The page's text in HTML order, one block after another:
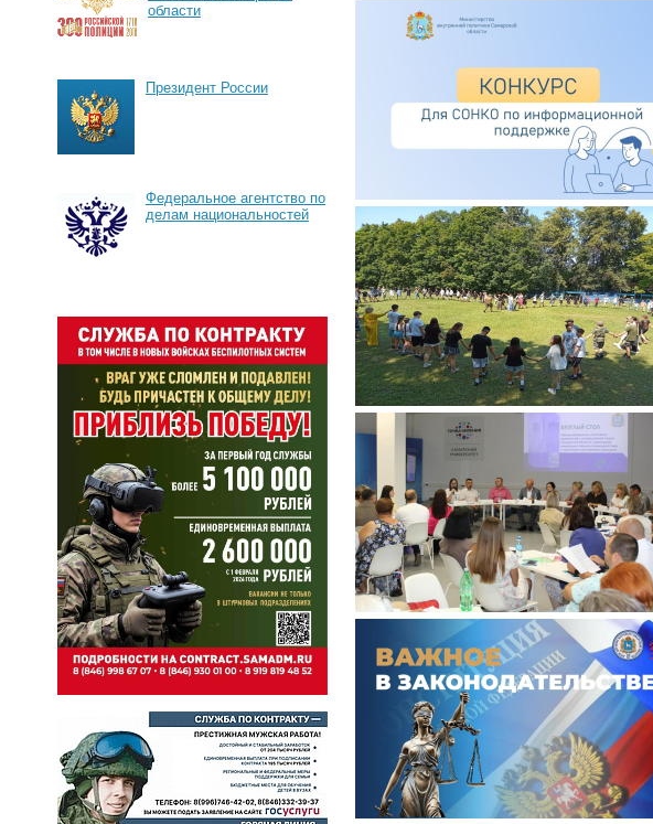
области
Президент России
Федеральное агентство по
делам национальностей